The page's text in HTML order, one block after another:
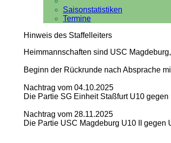
Saisonstatistiken
Termine
Hinweis des Staffelleiters
Heimmannschaften sind USC
Beginn der Rückrunde nach Absprache
Nachtrag vom 04.10.2025
Die Partie SG Einheit Staßfurt U10
Nachtrag vom 28.11.2025
Die Partie USC Magdeburg U10 II